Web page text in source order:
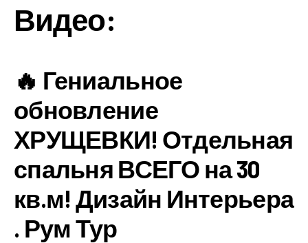
Видео:
🔥 Гениальное
обновление
ХРУЩЕВКИ! Отдельная
спальня ВСЕГО на 30
кв.м! Дизайн Интерьера
. Рум Тур